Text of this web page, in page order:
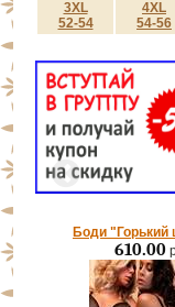
3XL
52-54
4XL
54-56
Боди "Горький
610.00